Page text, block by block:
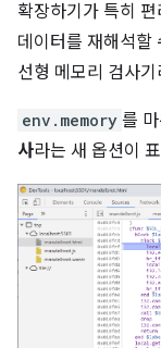
확장하기가 특히
데이터를 재해석할
선형 메모리 검사
env.memory 를
사라는 새 옵션이